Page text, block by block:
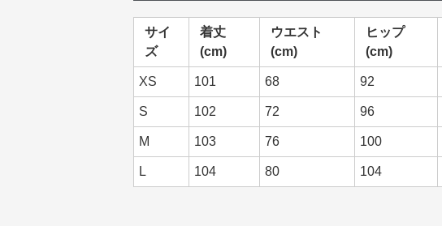
サイ
ズ
着丈
(cm)
ウエスト
(cm)
ヒップ
(cm)
XS 101 68 92
S 102 72 96
M 103 76 100
L 104 80 104